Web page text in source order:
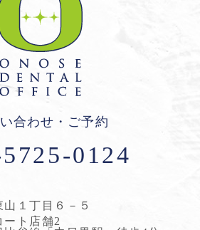
合わせ・ご予約
0124
１丁目６－５
ート店舗2